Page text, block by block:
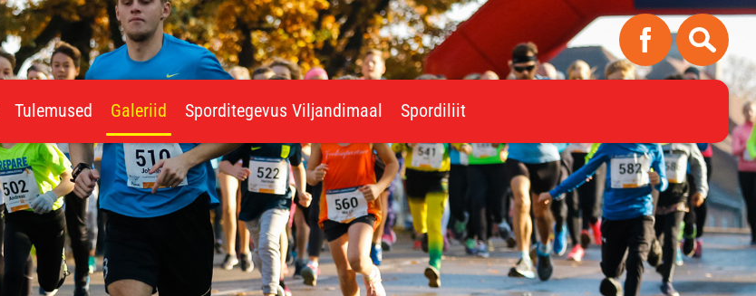
Tulemused Galeriid Sporditegevus Viljandimaal Spordiliit